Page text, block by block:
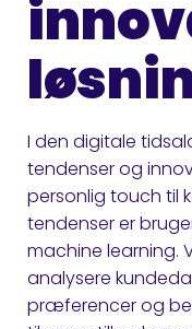
I den digitale
tendenser og
personlig touch til
tendenser er
machine learning.
analysere
præferencer og